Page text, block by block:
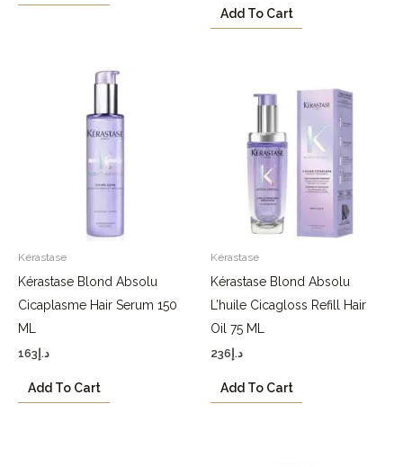
Add To Cart
Kérastase
Kérastase Blond Absolu
Cicaplasme Hair Serum 150
ML
د.إ 163
Add To Cart
Kérastase
Kérastase Blond Absolu
L’huile Cicagloss Refill Hair
Oil 75 ML
د.إ 236
Add To Cart